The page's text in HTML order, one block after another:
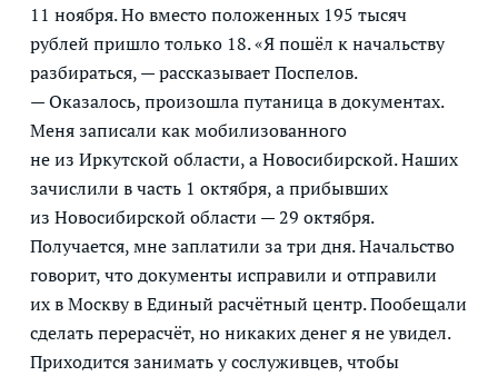
11 ноября. Но вместо положенных 195 тысяч
рублей пришло только 18. «Я пошёл к начальству
разбираться, — рассказывает Поспелов.
— Оказалось, произошла путаница в документах.
Меня записали как мобилизованного
не из Иркутской области, а Новосибирской. Наших
зачислили в часть 1 октября, а прибывших
из Новосибирской области — 29 октября.
Получается, мне заплатили за три дня. Начальство
говорит, что документы исправили и отправили
их в Москву в Единый расчётный центр. Пообещали
сделать перерасчёт, но никаких денег я не увидел.
Приходится занимать у сослуживцев, чтобы